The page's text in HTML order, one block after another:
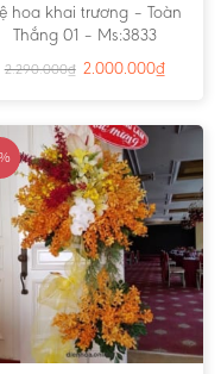
hoa khai trương – Toàn
Thắng 01 – Ms:3833
2.290.000₫ 2.000.000₫